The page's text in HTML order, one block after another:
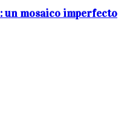
un mosaico imperfecto